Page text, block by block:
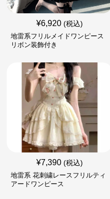
¥6,920 (税込)
地雷系フリルメイドワンピース
リボン装飾付き
¥7,390 (税込)
地雷系 花刺繍レースフリルティ
アードワンピース